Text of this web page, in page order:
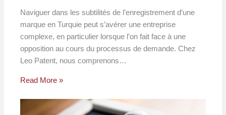
Naviguer dans les subtilités de l’enregistrement d’une
marque en Turquie peut s’avérer une entreprise
complexe, en particulier lorsque l’on fait face à une
opposition au cours du processus de demande. Chez
Leo Patent, nous comprenons…
Read More »